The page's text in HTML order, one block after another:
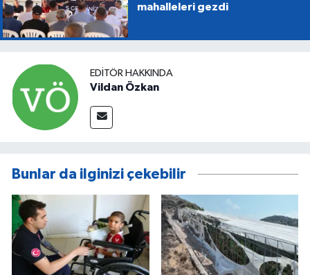
mahalleleri gezdi
EDITÖR HAKKINDA
Vildan Özkan
Bunlar da ilginizi çekebilir